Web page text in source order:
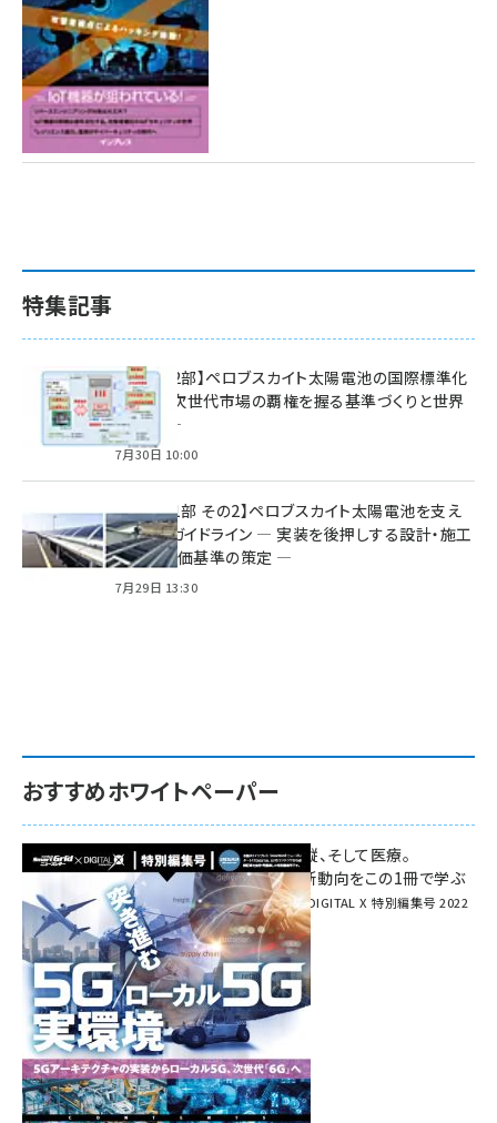
特集記事
特集【第2部】ペロブスカイト太陽電池の国際標準化
戦略 ― 次世代市場の覇権を握る基準づくりと世界
の動向 ―
7月30日 10:00
特集【第1部 その2】ペロブスカイト太陽電池を支え
る2つのガイドライン ― 実装を後押しする設計・施工
方針と評価基準の策定 ―
7月29日 13:30
おすすめホワイトペーパー
環境対策、建機の遠隔操縦、そして医療。
次世代通信規格「5G」最新動向をこの1冊で学ぶ
SmartGrid ニューズレター × DIGITAL X 特別編集号 2022
Summer